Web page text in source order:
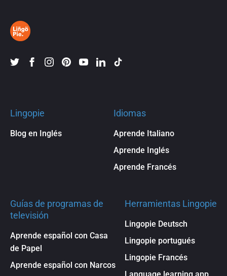
Lingopie
Blog en Inglés
Idiomas
Aprende Italiano
Aprende Inglés
Aprende Francés
Guías de programas de
televisión
Aprende español con Casa
de Papel
Aprende español con Narcos
Herramientas Lingopie
Lingopie Deutsch
Lingopie portugués
Lingopie Francés